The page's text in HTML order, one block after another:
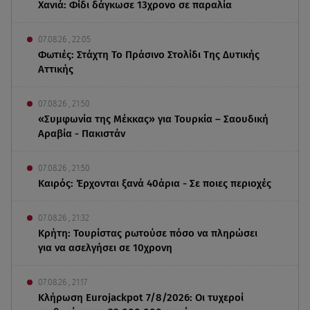
Χανιά: Φίδι δάγκωσε 13χρονο σε παραλία
07.08.26 , 22:05
Φωτιές: Στάχτη Το Πράσινο Στολίδι Της Δυτικής
Αττικής
07.08.26 , 21:50
«Συμφωνία της Μέκκας» για Τουρκία – Σαουδική
Αραβία - Πακιστάν
07.08.26 , 21:50
Καιρός: Έρχονται ξανά 40άρια - Σε ποιες περιοχές
07.08.26 , 21:32
Κρήτη: Τουρίστας ρωτούσε πόσο να πληρώσει
για να ασελγήσει σε 10χρονη
07.08.26 , 21:17
Κλήρωση Eurojackpot 7/8/2026: Οι τυχεροί